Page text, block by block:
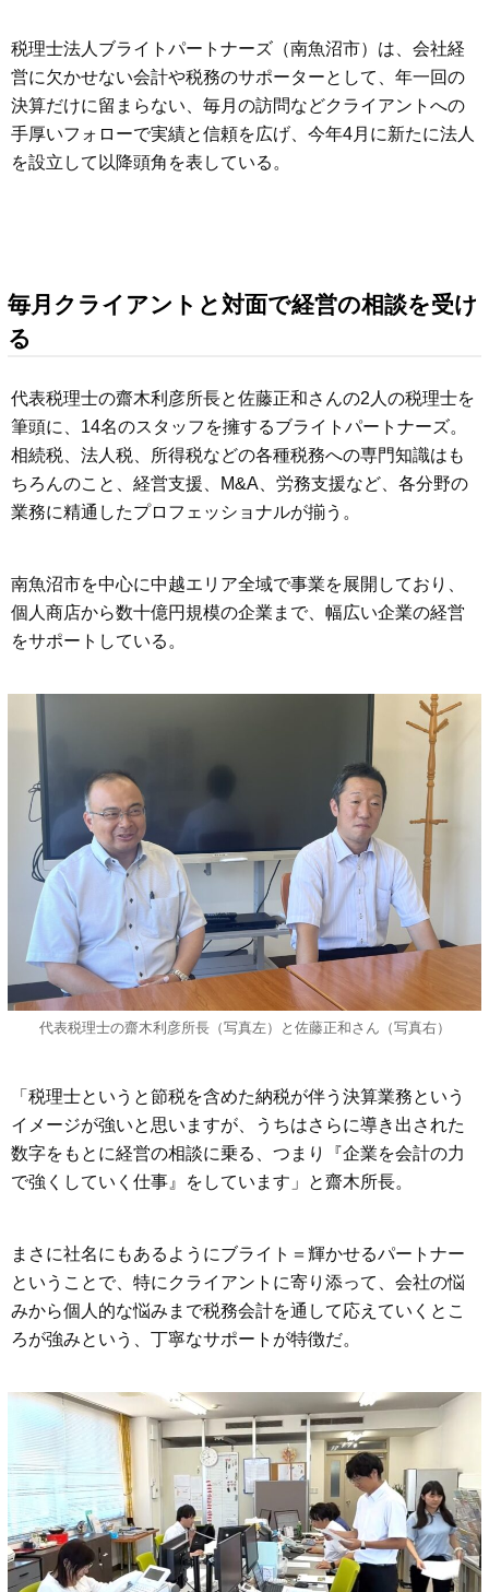
税理士法人ブライトパートナーズ（南魚沼市）は、会社経
営に欠かせない会計や税務のサポーターとして、年一回の
決算だけに留まらない、毎月の訪問などクライアントへの
手厚いフォローで実績と信頼を広げ、今年4月に新たに法人
を設立して以降頭角を表している。
毎月クライアントと対面で経営の相談を受け
る
代表税理士の齋木利彦所長と佐藤正和さんの2人の税理士を
筆頭に、14名のスタッフを擁するブライトパートナーズ。
相続税、法人税、所得税などの各種税務への専門知識はも
ちろんのこと、経営支援、M&A、労務支援など、各分野の
業務に精通したプロフェッショナルが揃う。
南魚沼市を中心に中越エリア全域で事業を展開しており、
個人商店から数十億円規模の企業まで、幅広い企業の経営
をサポートしている。
代表税理士の齋木利彦所長（写真左）と佐藤正和さん（写真右）
「税理士というと節税を含めた納税が伴う決算業務という
イメージが強いと思いますが、うちはさらに導き出された
数字をもとに経営の相談に乗る、つまり『企業を会計の力
で強くしていく仕事』をしています」と齋木所長。
まさに社名にもあるようにブライト＝輝かせるパートナー
ということで、特にクライアントに寄り添って、会社の悩
みから個人的な悩みまで税務会計を通して応えていくとこ
ろが強みという、丁寧なサポートが特徴だ。